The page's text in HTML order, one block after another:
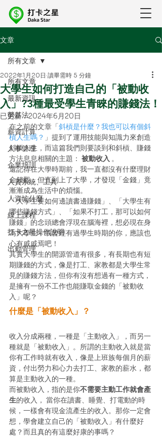
文章
所有文章
最新資訊
勞基法
薪資計算
人事管理
企業培訓
人資系統、工具
人資忙什麼
線上課程
打卡之星操作說明
出勤管理
所有文章
大學生如何打造自己的「被動收
入」?3種最受學生青睞的賺錢法！
2022年1月20日 讀畢需時 5 分鐘
已更新：2024年6月20日
在之前的文章「斜槓是什麼？我也可以有個斜
槓人生嗎？ 」提到了運用技能與知識力來創造
斜槓人生，而這篇我們則要談到和斜槓、賺錢
方法息息相關的主題： 被動收入 。
還記得在大學時期前，我一直都沒有什麼理財
金錢觀，但直到上了大學，才發現「金錢」竟
漸漸成為生活中的煩惱。
「大學生要如何邊讀書邊賺錢」、「大學生有
哪些賺錢方式」、「如果不打工，那可以如何
賺錢」的念頭總會浮現在腦海裡，想必現在身
為大學生，或曾經有過學生時期的你，應該也
心有戚戚焉吧！
其實大學生的開源管道有很多，有長期也有短
期賺錢的方式，像是打工、家教都是大學生常
見的賺錢方法，但你有沒有想過有一種方式，
是擁有一份不工作也能賺取金錢的「被動收
入」呢？
什麼是「被動收入」？
收入分成兩種，一種是「主動收入」，而另一
種就是「被動收入」。所謂的主動收入就是當
你有工作時就有收入，像是上班族每個月的薪
資，付出勞力和心力去打工、家教的薪水，都
算是主動收入的一種。
而被動收入，指的是你不需要主動工作就會產
生的收入， 當你在讀書、睡覺、打電動的時
候，一樣會有現金流產生的收入。那你一定會
想，學會建立自己的「被動收入」有什麼好
處？而且真的有這麼好康的事嗎？